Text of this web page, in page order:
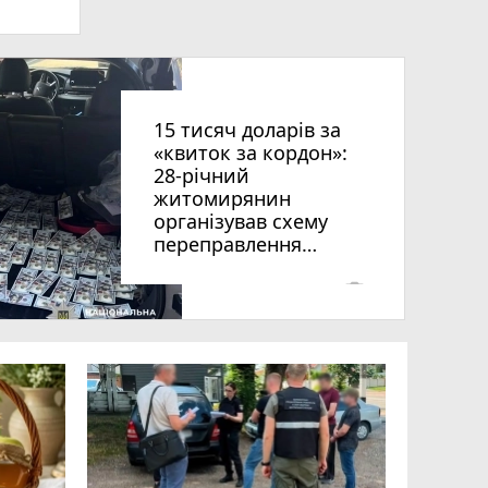
15 тисяч доларів за
«квиток за кордон»:
28-річний
житомирянин
організував схему
переправлення
віку за межі країни
photo_camera